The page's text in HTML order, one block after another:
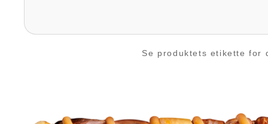
Se produktets etikette for